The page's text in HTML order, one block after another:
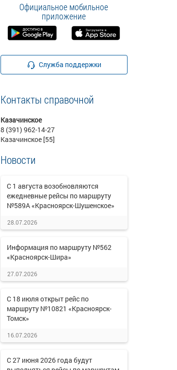
Официальное мобильное
приложение
Служба поддержки
Контакты справочной
Казачинское
8 (391) 962-14-27
Казачинское [55]
Новости
С 1 августа возобновляются
ежедневные рейсы по маршруту
№589А «Красноярск-Шушенское»
28.07.2026
Информация по маршруту №562
«Красноярск-Шира»
27.07.2026
С 18 июля открыт рейс по
маршруту №10821 «Красноярск-
Томск»
16.07.2026
С 27 июня 2026 года будут